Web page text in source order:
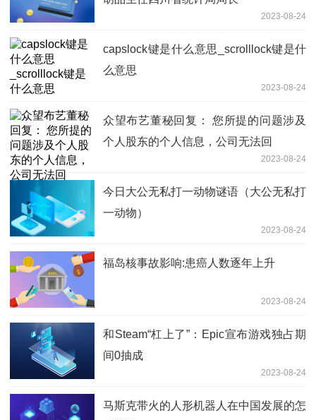
2023-08-24
capslock键是什么意思_scrolllock键是什
么意思
2023-08-24
众望布艺董秘回复： 您所提的问题涉及
个人股东的个人信息，公司无法回
2023-08-24
今日大公无私打一动物谜语（大公无私打
一动物）
2023-08-24
福岛核事故影响:患癌人数逐年上升
2023-08-24
和Steam“杠上了”：Epic宣布游戏独占期
间0抽成
2023-08-24
马斯克带火的人形机器人在中国发展的怎